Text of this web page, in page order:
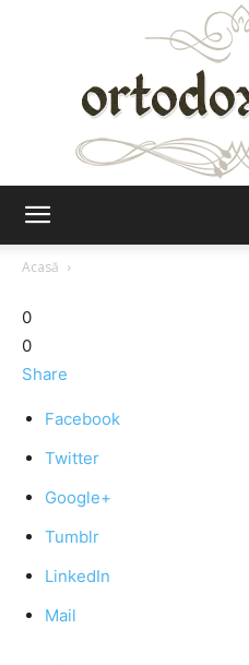
Acasă
0
0
Share
Facebook
Twitter
Google+
Tumblr
LinkedIn
Mail